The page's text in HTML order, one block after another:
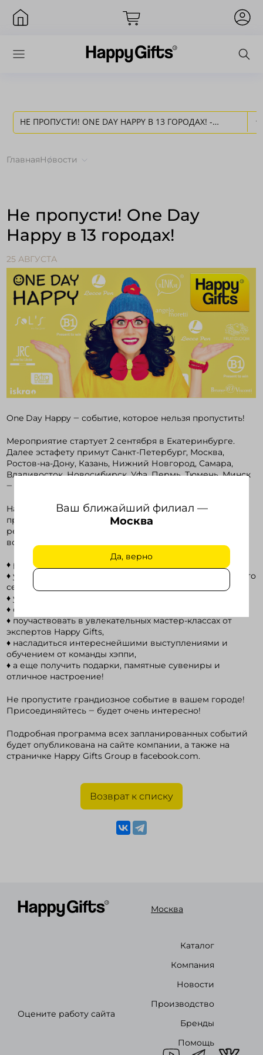
Ваш ближайший филиал —
Москва
Да, верно
НЕ ПРОПУСТИ! ONE DAY HAPPY В 13 ГОРОДАХ! -
ГлавнаяНовости
Не пропусти! One Day
Happy в 13 городах!
25 АВГУСТА
One Day Happy ‒ событие, которое нельзя пропустить!
Мероприятие стартует 2 сентября в Екатеринбурге.
Далее эстафету примут Санкт-Петербург, Москва,
Ростов-на-Дону, Казань, Нижний Новгород, Самара,
Владивосток, Новосибирск, Уфа, Пермь, Тюмень, Минск
‒ двери открыты для всех!
Happy Gifts Group приглашает партнеров и друзей
провести незабываемый день в кругу экспертов
рекламно-сувенирной отрасли. А это отличная
возможность:
♦ расширить свои знания по каталогу Happy Gifts,
♦ узнать о новейших отраслевых продуктах для высокого
сезона,
♦ уникальных сервисах для продвижения брендов,
♦ обсудить последние события в отрасли,
♦ поучаствовать в увлекательных мастер-классах от
экспертов Happy Gifts,
♦ насладиться интереснейшими выступлениями и
обучением от команды хэппи,
♦ а еще получить подарки, памятные сувениры и
отличное настроение!
Не пропустите грандиозное событие в вашем городе!
Присоединяйтесь ‒ будет очень интересно!
Подробная программа всех запланированных событий
будет опубликована на сайте компании, а также на
страничке Happy Gifts Group в facebook.com.
Возврат к списку
Оцените работу сайта
Москва
Каталог
Компания
Новости
Производство
Бренды
Помощь
Вход
Запомнить меня
Войти в кабинет
Зарегистрироваться